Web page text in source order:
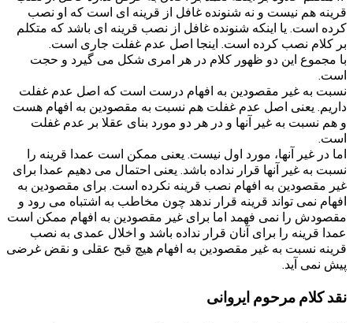
قرینه هم نیست و نه شنونده غافل از قرینه ای است که او نصب
کرده است. یا اینکه شنونده غافل از نصب قرینه ای باشد که متکلم
بر کلام نصب کرده است. اینجا اصل عدم غفلت جاری است.
با مجموع این دو ظهور کلام در هر امری شکل می گیرد و حجت
است.
نسبت به غیر مقصودین به افهام درست است که اصل عدم غفلت
داریم. یعنی اصل عدم غفلت هم نسبت به مقصودین به افهام هست
و هم نسبت به غیر آنها و در هر دو مورد بنای عقلا بر عدم غفلت
است.
اما در غیر آنها، مورد اول نیست. یعنی ممکن است عمدا قرینه را
نسبت به غیر آنها قرار نداده باشد. یعنی احتمال می دهیم عمدا برای
غیر مقصودین به افهام نصب قرینه نکرده است. برای مقصودین به
افهام نمی تواند قرینه قرار ندهد چون مخاطب به اشتباه می رود و
مقصودش را نمی فهمد اما برای غیر مقصودین به افهام ممکن است
عمدا قرینه را برای آنان قرار نداده باشد و اخلال عمدی به نصب
قرینه نسبت به غیر مقصودین به افهام هیچ قبح عقلی و نقض غرضی
پیش نمی آید.
نقد کلام مرحوم ایروانی